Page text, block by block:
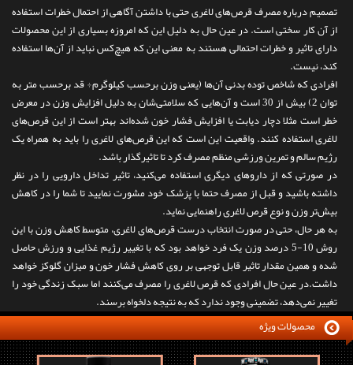
تصمیم درباره مصرف قرص‌های لاغری حتی با داشتن آگاهی از احتمال خطرات استفاده
از آن کار سختی است. در عین حال به دلیل این که امروزه بسیاری از این محصولات
دارای تاثیر و خطرات احتمالی هستند به معنی این که هیچ‌کس نباید از آن‌ها استفاده
کند، نیست.
افرادی که شاخص توده بدنی آن‌ها (یعنی وزن برحسب کیلوگرم÷ قد برحسب متر به
توان 2) بیش از 30 است و آن‌هایی که سلامتی‌شان به دلیل افزایش وزن در معرض
خطر است مثلا دچار دیابت یا افزایش فشار خون شده‌اند بهتر است از این قرص‌های
لاغری استفاده کنند. واقعیت این است که این قرص‌های لاغری را باید به همراه یک
رژیم سالم و تمرین ورزشی منظم مصرف کرد تا تاثیرگذار باشد.
در صورتی که از داروهای دیگری استفاده می‌کنید، تاثیر تداخل دارویی را در نظر
داشته باشید و قبل از مصرف حتما با پزشک خود مشورت نمایید تا شما را در کاهش
بیش‌تر وزن و نوع قرص لاغری راهنمایی نماید.
به هر حال، حتی در صورت انتخاب درست قرص‌های لاغری، متوسط کاهش وزن با این
روش 10-5 درصد وزن یک فرد خواهد بود که با تغییر رژیم غذایی و ورزش حاصل
شده و همین مقدار تاثیر قابل توجهی بر روی کاهش فشار خون و میزان گلوکز خواهد
داشت.در عین حال افرادی که قرص لاغری را مصرف می‌کنند اما سبک زندگی خود را
تغییر نمی‌دهد، تضمینی وجود ندارد که به نتیجه دلخواه برسند.
محصولات ویژه